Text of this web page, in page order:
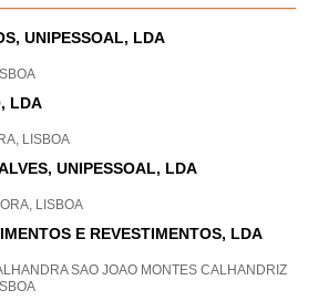
UNIPESSOAL, LDA
LDA
LISBOA
UNIPESSOAL, LDA
LISBOA
E REVESTIMENTOS, LDA
SAO JOAO MONTES CALHANDRIZ